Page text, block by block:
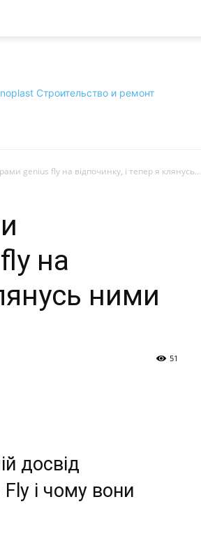
genius fly на відпочинку, і тепер я клянусь...
на
ними
51
досвід
і чому вони